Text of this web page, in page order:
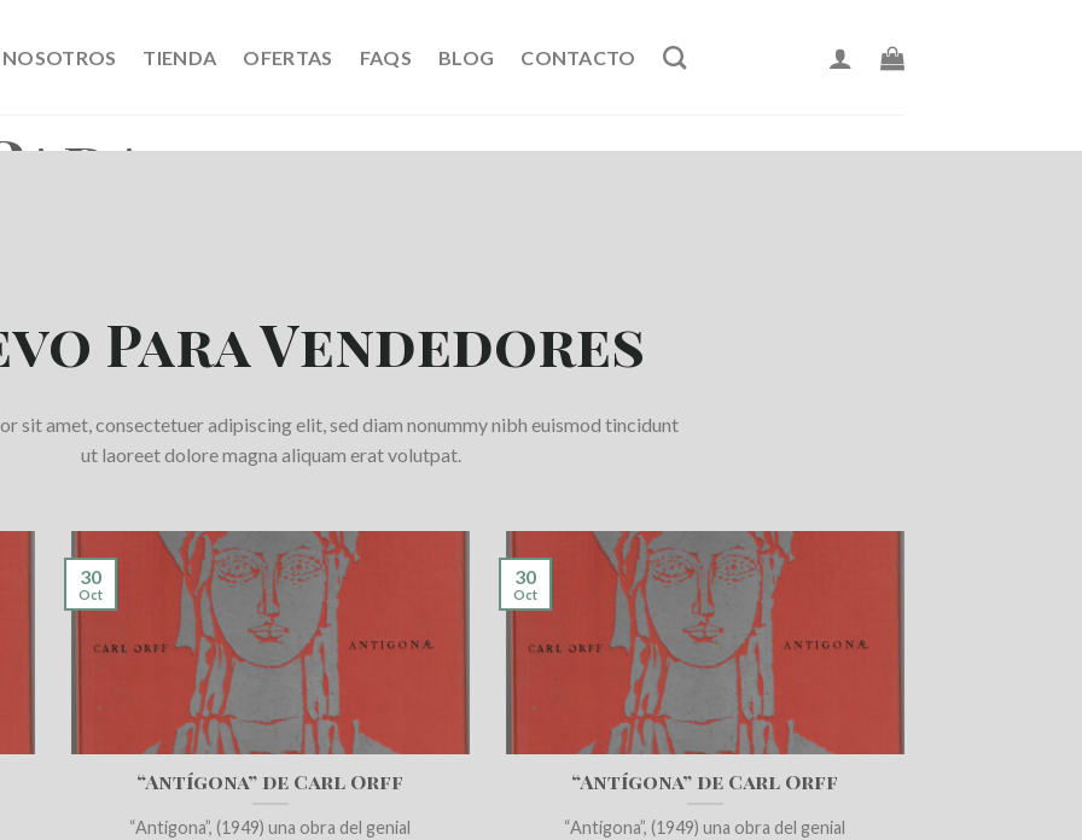
NOSOTROS TIENDA OFERTAS FAQS BLOG CONTACTO
magna aliquam erat
Para Vendedores
sit amet, consectetuer adipiscing elit, sed diam nonummy nibh euismod tincidunt
ut laoreet dolore magna aliquam erat volutpat.
“Antígona” de Carl Orff
“Antígona”, (1949) una obra del genial
30
Oct
“Antígona” de Carl Orff
“Antígona”, (1949) una obra del genial
30
Oct